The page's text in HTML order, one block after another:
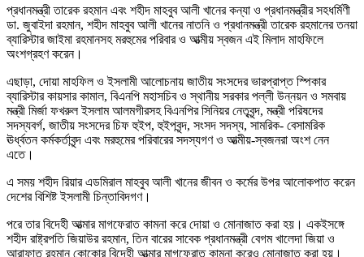
প্রধানমন্ত্রী তারেক রহমান এবং শহীদ মাহবুব আলী খানের কন্যা ও প্রধানমন্ত্রীর সহধর্মিণী
ডা. জুবাইদা রহমান, শহীদ মাহবুব আলী খানের নাতনি ও প্রধানমন্ত্রী তারেক রহমানের তনয়া
ব্যারিস্টার জাইমা রহমানসহ মরহুমের পরিবার ও আত্মীয় স্বজন এই মিলাদ মাহফিলে
অংশগ্রহণ করেন।
এছাড়া, দোয়া মাহফিল ও ইসলামী আলোচনায় জাতীয় সংসদের ভারপ্রাপ্ত স্পিকার
ব্যারিস্টার কায়সার কামাল, বিএনপি মহাসচিব ও স্থানীয় সরকার পল্লী উন্নয়ন ও সমবায়
মন্ত্রী মির্জা ফখরুল ইসলাম আলমগীরসহ বিএনপির সিনিয়র নেতৃবৃন্দ, মন্ত্রী পরিষদের
সদস্যবর্গ, জাতীয় সংসদের চিফ হুইপ, হুইপবৃন্দ, সংসদ সদস্য, সামরিক- বেসামরিক
ঊর্ধ্বতন কর্মকর্তাবৃন্দ এবং মরহুমের পরিবারের সদস্যগণ ও আত্মীয়-স্বজনরা অংশ নেন
এতে।
এ সময় শহীদ রিয়ার এডমিরাল মাহবুব আলী খানের জীবন ও কর্মের উপর আলোকপাত করেন
দেশের বিশিষ্ট ইসলামী চিন্তাবিদগণ।
পরে তার বিদেহী আত্মার মাগফেরাত কামনা করে দোয়া ও মোনাজাত করা হয়। একইসঙ্গে
শহীদ রাষ্ট্রপতি জিয়াউর রহমান, তিন বারের সাবেক প্রধানমন্ত্রী বেগম খালেদা জিয়া ও
আরাফাত রহমান কোকোর বিদেহী আত্মার মাগফেরাত কামনা করেও মোনাজাত করা হয়।